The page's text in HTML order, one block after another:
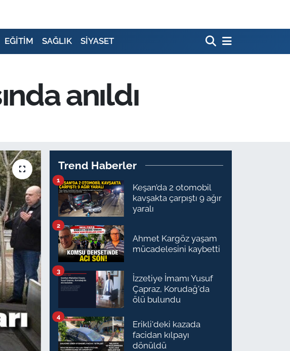
EĞİTİM SAĞLIK SİYASET
anıldı
Trend Haberler
Keşan’da 2 otomobil
kavşakta çarpıştı 9 ağır
yaralı
1
Ahmet Kargöz yaşam
mücadelesini kaybetti
2
İzzetiye İmamı Yusuf
Çapraz, Korudağ'da
ölü bulundu
3
Erikli'deki kazada
facidan kılpayı
dönüldü
4